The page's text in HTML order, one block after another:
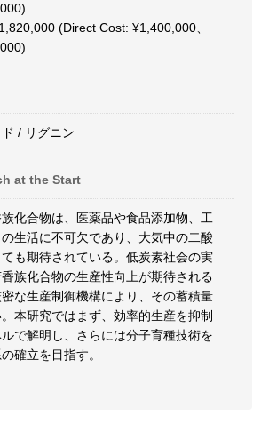
(Direct Cost: ¥1,400,000、
/ リグニン
at the Start
化合物は、医薬品や食品添加物、工
生活に不可欠であり、大気中の二酸
も期待されている。低炭素社会の実
族化合物の生産性向上が期待される
な生産制御機構により、その蓄積量
本研究ではまず、効率的生産を抑制
で解明し、さらには分子育種技術を
確立を目指す。